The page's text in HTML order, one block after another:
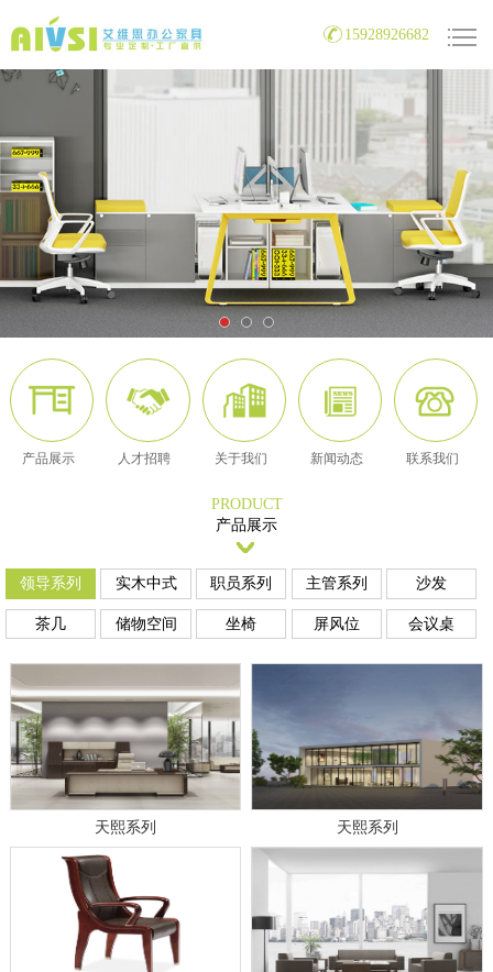
15928926682
产品展示 人才招聘 关于我们 新闻动态 联系我们
PRODUCT
产品展示
领导系列 实木中式 职员系列 主管系列 沙发
茶几 储物空间 坐椅 屏风位 会议桌
天熙系列 天熙系列